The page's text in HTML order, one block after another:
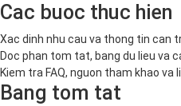
Cac buoc thuc hien
Xac dinh nhu cau va thong tin can
Doc phan tom tat, bang du lieu va
Kiem tra FAQ, nguon tham khao
Bang tom tat